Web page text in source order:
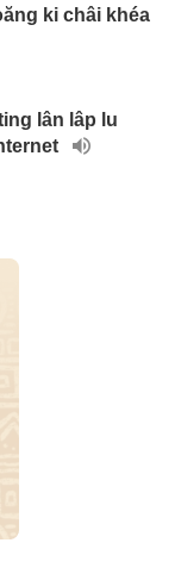
ki châi khéa
lân lâp lu